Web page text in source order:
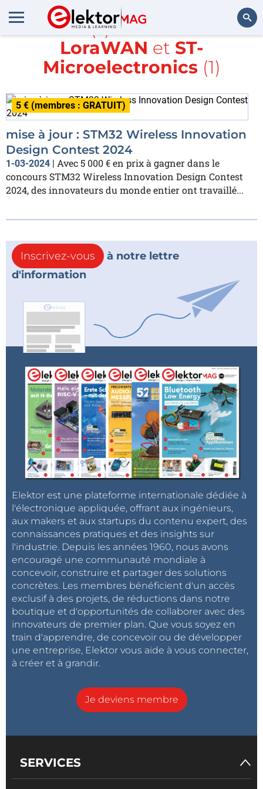
Article(s) avec la balise
LoraWAN et ST-
Microelectronics(1)
5 € (membres : GRATUIT)
mise à jour : STM32 Wireless Innovation
Design Contest 2024
1-03-2024 | Avec 5 000 € en prix à gagner dans le
concours STM32 Wireless Innovation Design Contest
2024, des innovateurs du monde entier ont travaillé...
Inscrivez-vous
à notre lettre
d'information
Elektor est une plateforme internationale dédiée à
l'électronique appliquée, offrant aux ingénieurs,
aux makers et aux startups du contenu expert, des
connaissances pratiques et des insights sur
l'industrie. Depuis les années 1960, nous avons
encouragé une communauté mondiale à
concevoir, construire et partager des solutions
concrètes. Les membres bénéficient d'un accès
exclusif à des projets, de réductions dans notre
boutique et d'opportunités de collaborer avec des
innovateurs de premier plan. Que vous soyez en
train d'apprendre, de concevoir ou de développer
une entreprise, Elektor vous aide à vous connecter,
à créer et à grandir.
Je deviens membre
SERVICES